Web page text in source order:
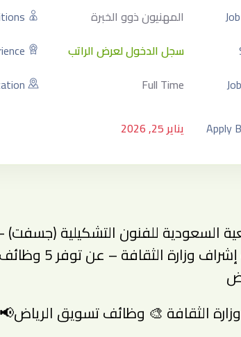
المهنيون ذوو الخبرة
سجل الدخول لعرض الراتب
Full Time
Apply
يناير 25, 2026
السعودية للفنون التشكيلية
تعمل تحت
الثقافة 🎨 وظائف تسويق الرياض📢